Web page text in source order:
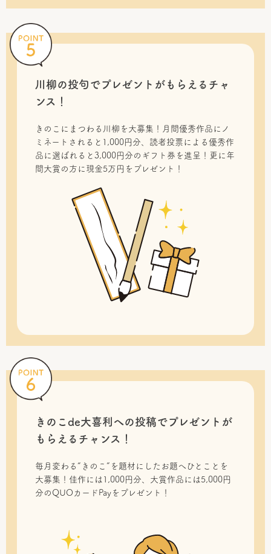
川柳の投句でプレゼントがもらえるチャ
ンス！
きのこにまつわる川柳を大募集！月間優秀作品にノ
ミネートされると1,000円分、読者投票による優秀作
品に選ばれると3,000円分のギフト券を進呈！更に年
間大賞の方に現金5万円をプレゼント！
きのこde大喜利への投稿でプレゼントが
もらえるチャンス！
毎月変わる“きのこ”を題材にしたお題へひとことを
大募集！佳作には1,000円分、大賞作品には5,000円
分のQUOカードPayをプレゼント！